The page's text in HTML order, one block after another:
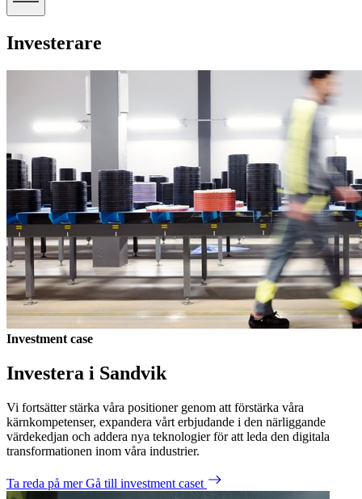
Investerare
Investment case
Investera i Sandvik
Vi fortsätter stärka våra positioner genom att förstärka våra
kärnkompetenser, expandera vårt erbjudande i den närliggande
värdekedjan och addera nya teknologier för att leda den digitala
transformationen inom våra industrier.
Ta reda på merGå till investment caset